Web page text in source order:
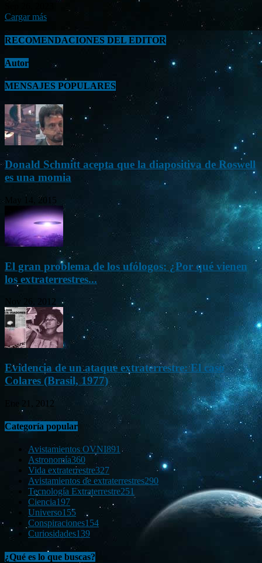
Cargar más
RECOMENDACIONES DEL EDITOR
Autor
MENSAJES POPULARES
Donald Schmitt acepta que la diapositiva de Roswell
es una momia
May 14, 2015
El gran problema de los ufólogos: ¿Por qué vienen
los extraterrestres...
Nov 26, 2012
Evidencia de un ataque extraterrestre: El caso
Colares (Brasil, 1977)
Ene 21, 2012
Categoría popular
Avistamientos OVNI891
Astronomía360
Vida extraterrestre327
Avistamientos de extraterrestres290
Tecnología Extraterrestre251
Ciencia197
Universo155
Conspiraciones154
Curiosidades139
¿Qué es lo que buscas?